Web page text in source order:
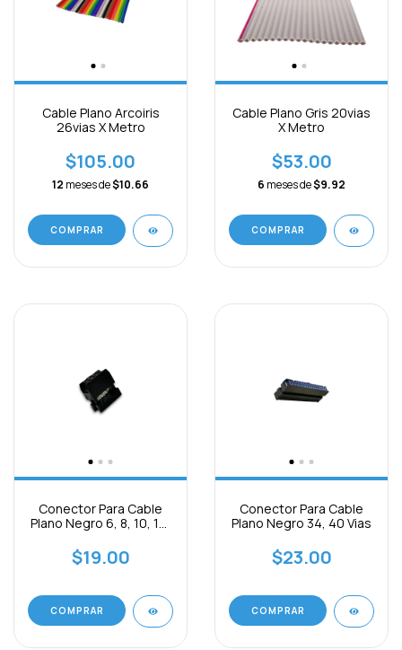
Cable Plano Arcoiris
26vias X Metro
$105.00
12 meses de$10.66
Cable Plano Gris 20vias
X Metro
$53.00
6 meses de$9.92
Conector Para Cable
Plano Negro 6, 8, 10, 14,
$19.00
COMPRAR
Conector Para Cable
Plano Negro 34, 40 Vias
$23.00
COMPRAR